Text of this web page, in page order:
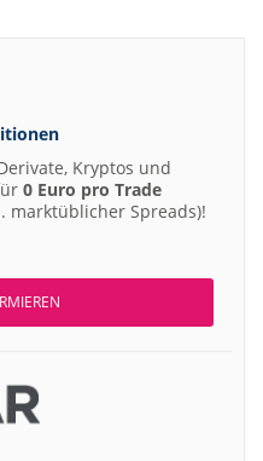
Kryptos und
0 Euro pro Trade
marktüblicher Spreads)!